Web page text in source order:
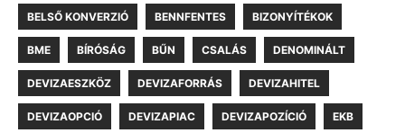
BELSŐ KONVERZIÓ BENNFENTES BIZONYÍTÉKOK
BME BÍRÓSÁG BŰN CSALÁS DENOMINÁLT
DEVIZAESZKÖZ DEVIZAFORRÁS DEVIZAHITEL
DEVIZAOPCIÓ DEVIZAPIAC DEVIZAPOZÍCIÓ EKB